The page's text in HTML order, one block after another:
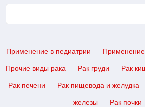
Применение в педиатрии Применение
Прочие виды рака Рак груди Рак
Рак печени Рак пищевода и желудка
железы Рак почки